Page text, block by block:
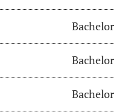
Bachelor
Bachelor
Bachelor